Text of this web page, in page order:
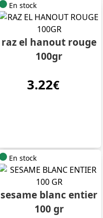
En stock
raz el hanout rouge
100gr
3.22€
En stock
sesame blanc entier
100 gr